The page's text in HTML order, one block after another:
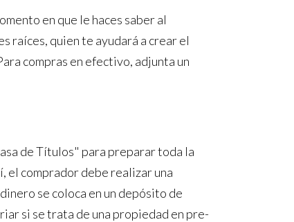
en que le haces saber al
raíces, quien te ayudará a crear el
compras en efectivo, adjunta un
de Títulos" para preparar toda la
el comprador debe realizar una
se coloca en un depósito de
si se trata de una propiedad en pre-